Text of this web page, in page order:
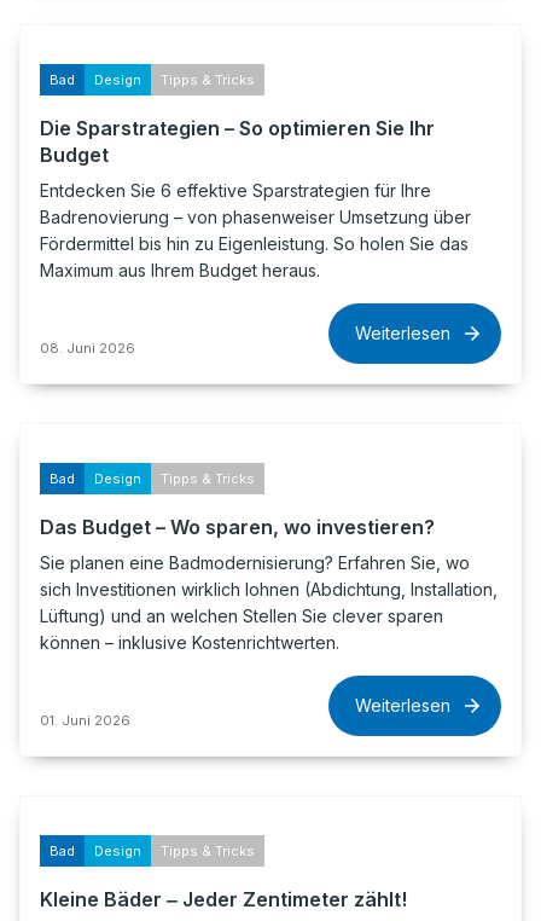
Bad Design Tipps & Tricks
Die Sparstrategien – So optimieren Sie Ihr
Budget
Entdecken Sie 6 effektive Sparstrategien für Ihre
Badrenovierung – von phasenweiser Umsetzung über
Fördermittel bis hin zu Eigenleistung. So holen Sie das
Maximum aus Ihrem Budget heraus.
08. Juni 2026
Weiterlesen
Bad Design Tipps & Tricks
Das Budget – Wo sparen, wo investieren?
Sie planen eine Badmodernisierung? Erfahren Sie, wo
sich Investitionen wirklich lohnen (Abdichtung, Installation,
Lüftung) und an welchen Stellen Sie clever sparen
können – inklusive Kostenrichtwerten.
01. Juni 2026
Weiterlesen
Bad Design Tipps & Tricks
Kleine Bäder ‒ Jeder Zentimeter zählt!